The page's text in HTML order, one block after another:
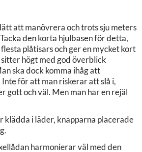
att manövrera och trots sju meters
den korta hjulbasen för detta,
plåtisars och ger en mycket kort
högt med god överblick
ska dock komma ihåg att
för att man riskerar att slå i,
gott och väl. Men man har en rejäl
klädda i läder, knapparna placerade
harmonierar väl med den